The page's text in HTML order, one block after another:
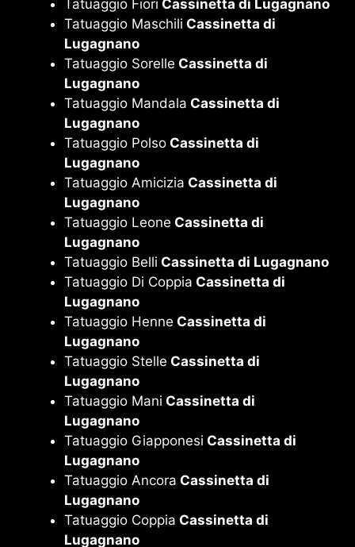
Tatuaggio Fiori Cassinetta di Lugagnano
Tatuaggio Maschili Cassinetta di
Lugagnano
Tatuaggio Sorelle Cassinetta di
Lugagnano
Tatuaggio Mandala Cassinetta di
Lugagnano
Tatuaggio Polso Cassinetta di
Lugagnano
Tatuaggio Amicizia Cassinetta di
Lugagnano
Tatuaggio Leone Cassinetta di
Lugagnano
Tatuaggio Belli Cassinetta di Lugagnano
Tatuaggio Di Coppia Cassinetta di
Lugagnano
Tatuaggio Henne Cassinetta di
Lugagnano
Tatuaggio Stelle Cassinetta di
Lugagnano
Tatuaggio Mani Cassinetta di
Lugagnano
Tatuaggio Giapponesi Cassinetta di
Lugagnano
Tatuaggio Ancora Cassinetta di
Lugagnano
Tatuaggio Coppia Cassinetta di
Lugagnano